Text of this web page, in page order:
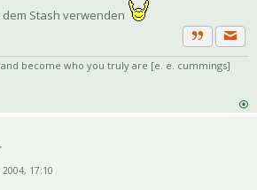
Stash verwenden
Zitat
become who you truly are [e. e. cummings]
2004, 17:10